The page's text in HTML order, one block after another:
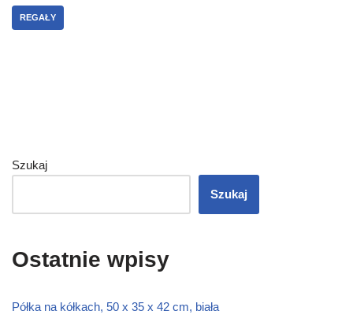
REGAŁY
Szukaj
Szukaj
Ostatnie wpisy
Półka na kółkach, 50 x 35 x 42 cm, biała